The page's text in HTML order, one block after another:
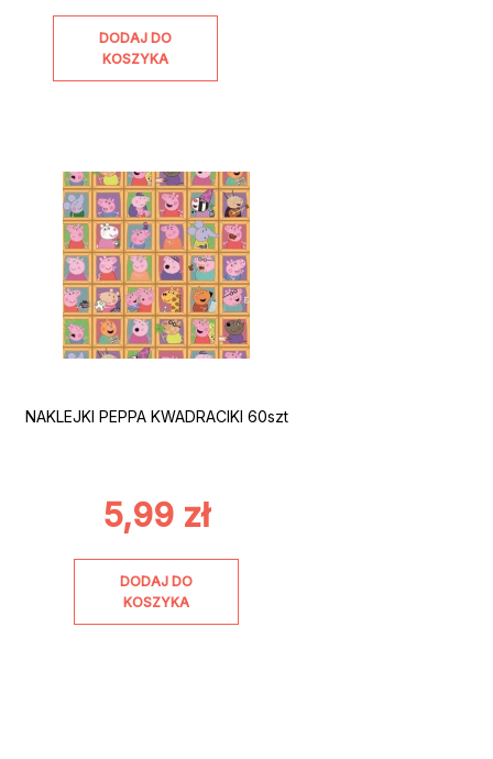
DODAJ DO
KOSZYKA
NAKLEJKI PEPPA KWADRACIKI 60szt
5,99 zł
DODAJ DO
KOSZYKA